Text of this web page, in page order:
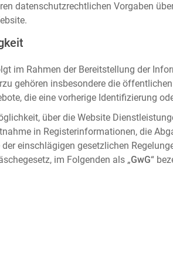
datenschutzrechtlichen Vorgaben
im Rahmen der Bereitstellung der
gehören insbesondere die
die eine vorherige Identifizierung
über die Website
in Registerinformationen, die
einschlägigen gesetzlichen
im Folgenden als „GwG“